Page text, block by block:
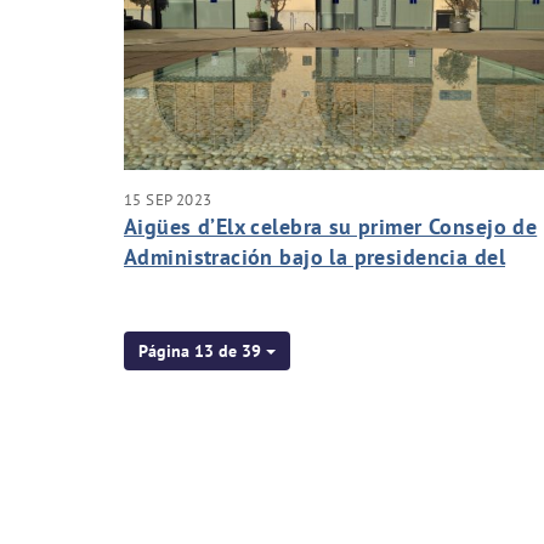
15 SEP 2023
Aigües d’Elx celebra su primer Consejo de
Administración bajo la presidencia del
Página 13 de 39